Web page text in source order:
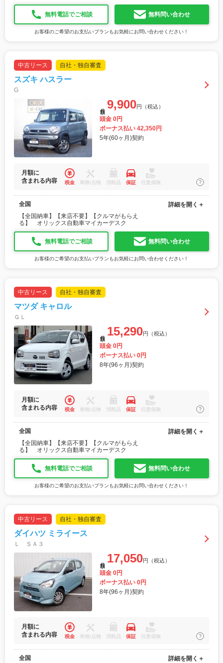
無料電話でご相談 無料問い合わせ
お客様のご希望のお支払いプランもお気軽にお問い合わせください！
中古リース 自社・独自審査
スズキ ハスラー
G
9,900円（税込）
頭金 0円
ボーナス払い 42,350円
5年(60ヶ月)契約
月額に
含まれる内容
税金 車検/点検 消耗品 保証 任意保険
全国
【全国納車】【来店不要】【クルマがもらえ
る】 オリックス自動車マイカーデスク
詳細を開く＋
無料電話でご相談 無料問い合わせ
お客様のご希望のお支払いプランもお気軽にお問い合わせください！
中古リース 自社・独自審査
マツダ キャロル
ＧＬ
15,290円（税込）
頭金 0円
ボーナス払い 0円
8年(96ヶ月)契約
月額に
含まれる内容
税金 車検/点検 消耗品 保証 任意保険
全国
【全国納車】【来店不要】【クルマがもらえ
る】 オリックス自動車マイカーデスク
詳細を開く＋
無料電話でご相談 無料問い合わせ
お客様のご希望のお支払いプランもお気軽にお問い合わせください！
中古リース 自社・独自審査
ダイハツ ミライース
Ｌ ＳＡ３
17,050円（税込）
頭金 0円
ボーナス払い 0円
8年(96ヶ月)契約
月額に
含まれる内容
税金 車検/点検 消耗品 保証 任意保険
全国
詳細を開く＋